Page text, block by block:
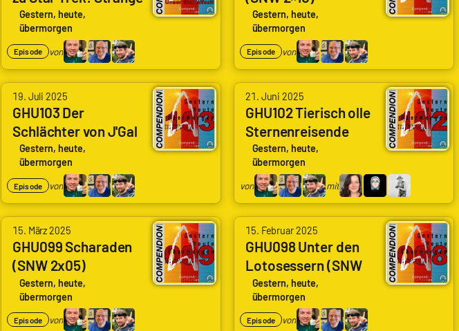
Frank
Wolf
genugzocken
mit
Daniela
Ioreth
Frank
Wolf
genugzocken
New Worlds Staffel 2
Gestern, heute,
übermorgen
Episode von
Codenaga,
Nils
Hunte
Nils
Weltweit,
Frank
Wolf
genugzocken
(Hegemony)
Gestern, heute,
übermorgen
Episode von
Codenaga,
Nils
Hunte
Nils
Weltweit,
Frank
Wolf
genugzocken
19. Juli 2025
GHU103 Der
Schlächter von J'Gal
(SNW 2×08) (Under
the Cloak of War)
Gestern, heute,
übermorgen
Episode von
von
Arne
Ruddat
Codenaga,
Nils
Hunte
Nils
Weltweit,
Frank
Wolf
21. Juni 2025
GHU102 Tierisch olle
Sternenreisende
(SNW 2×07) (Those
Old Scientists)
Gestern, heute,
übermorgen
von
mit
von
Arne
Ruddat
Codenaga,
Nils
Hunte
Nils
Weltweit,
Frank
Wolf
15. März 2025
GHU099 Scharaden
(SNW 2x05)
(Charades)
Gestern, heute,
übermorgen
Episode von
15. Februar 2025
GHU098 Unter den
Lotosessern (SNW
2x04) (Among the
Lotus Eaters)
Gestern, heute,
übermorgen
Episode von